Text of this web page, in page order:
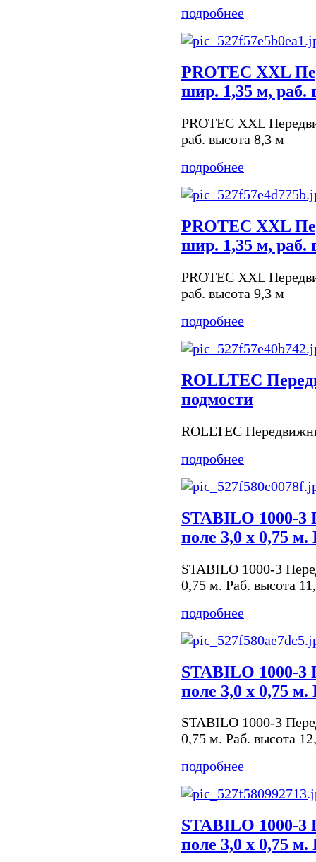
подробнее
PROTEC XXL
шир. 1,35 м, раб.
PROTEC XXL
раб. высота 8,3 м
подробнее
PROTEC XXL
шир. 1,35 м, раб.
PROTEC XXL
раб. высота 9,3 м
подробнее
ROLLTEC
подмости
ROLLTEC
подробнее
STABILO 1000-3
поле 3,0 х 0,75
STABILO 1000-3
0,75 м. Раб. высота
подробнее
STABILO 1000-3
поле 3,0 х 0,75
STABILO 1000-3
0,75 м. Раб. высота
подробнее
STABILO 1000-3
поле 3,0 х 0,75